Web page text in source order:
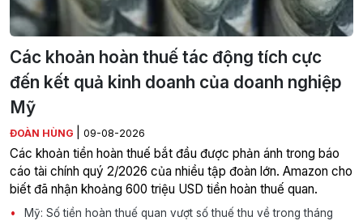
Các khoản hoàn thuế tác động tích cực
đến kết quả kinh doanh của doanh nghiệp
Mỹ
ĐOÀN HÙNG 09-08-2026
Các khoản tiền hoàn thuế bắt đầu được phản ánh trong báo
cáo tài chính quý 2/2026 của nhiều tập đoàn lớn. Amazon cho
biết đã nhận khoảng 600 triệu USD tiền hoàn thuế quan.
Mỹ: Số tiền hoàn thuế quan vượt số thuế thu về trong tháng